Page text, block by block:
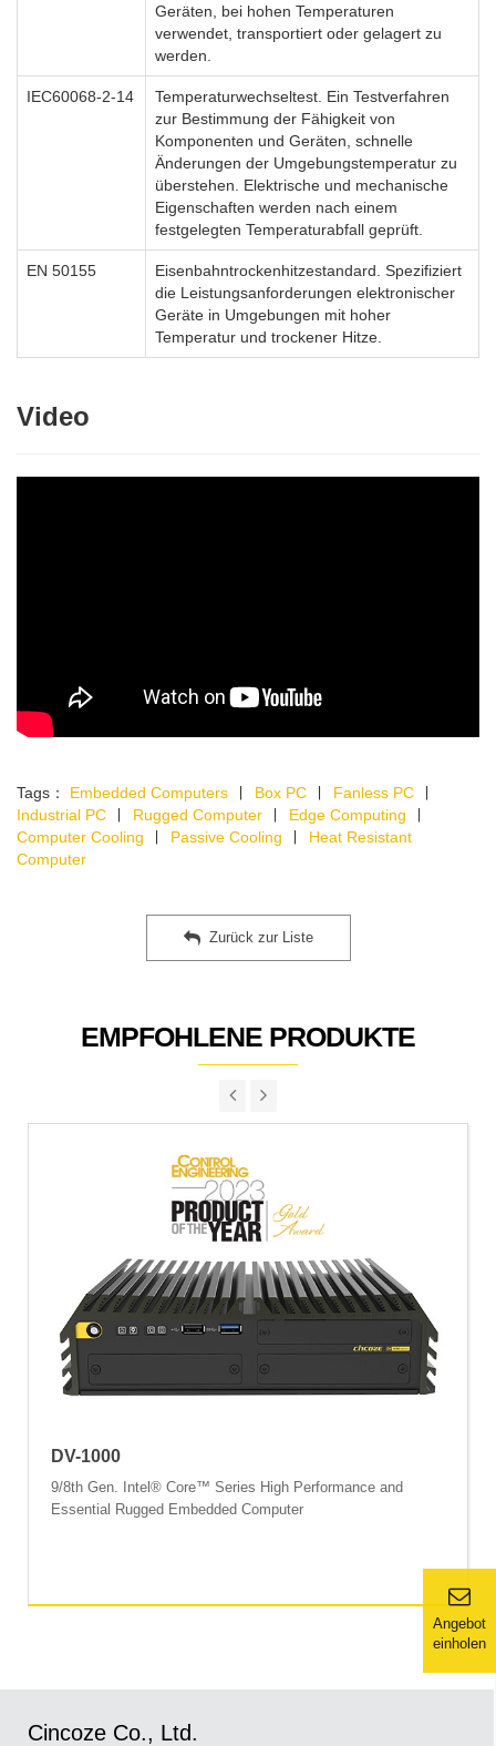
Angebot
einholen
Geräten, bei hohen Temperaturen
verwendet, transportiert oder gelagert zu
werden.
IEC60068-2-14
Temperaturwechseltest. Ein Testverfahren
zur Bestimmung der Fähigkeit von
Komponenten und Geräten, schnelle
Änderungen der Umgebungstemperatur zu
überstehen. Elektrische und mechanische
Eigenschaften werden nach einem
festgelegten Temperaturabfall geprüft.
EN 50155
Eisenbahntrockenhitzestandard. Spezifiziert
die Leistungsanforderungen elektronischer
Geräte in Umgebungen mit hoher
Temperatur und trockener Hitze.
Video
Tags： Embedded Computers Box PC Fanless PC
Industrial PC
Rugged Computer Edge Computing
Computer Cooling
Passive Cooling
Heat Resistant
Computer
Zurück zur Liste
EMPFOHLENE PRODUKTE
DV-1000
9/8th Gen. Intel® Core™ Series High Performance and
Essential Rugged Embedded Computer
Cincoze Co., Ltd.